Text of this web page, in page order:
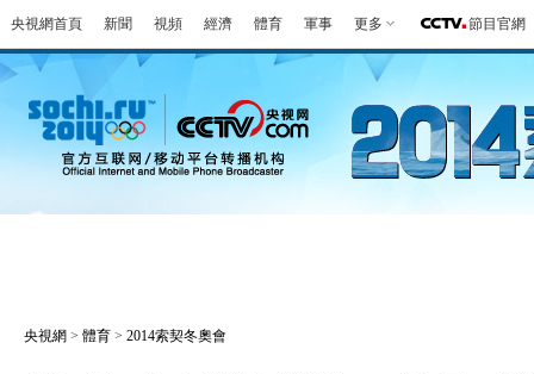
央視網首頁 新聞 視頻 經濟 體育 軍事 更多 節目官網
央視網 > 體育 > 2014索契冬奧會